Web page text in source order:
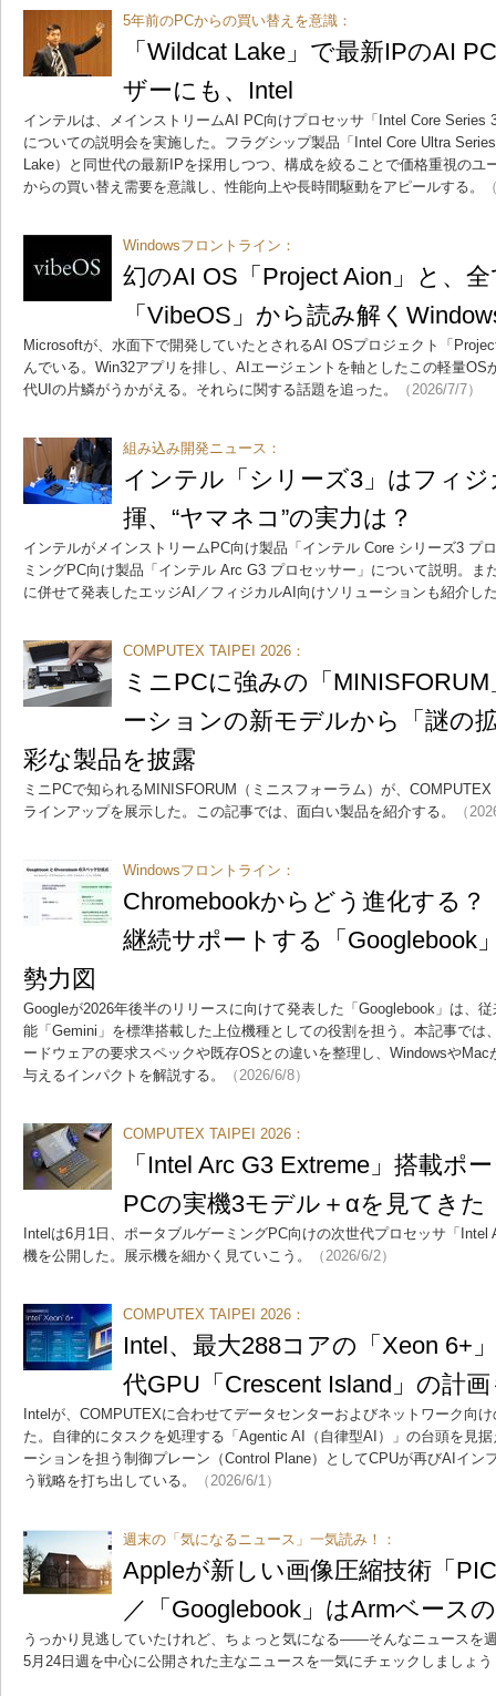
5年前のPCからの買い替えを意識：
「Wildcat Lake」で最新IPのAI
ザーにも、Intel
インテルは、メインストリームAI PC向けプロセッサ「Intel Core Series
についての説明会を実施した。フラグシップ製品「Intel Core Ultra
Lake）と同世代の最新IPを採用しつつ、構成を絞ることで価格重視のユ
からの買い替え需要を意識し、性能向上や長時間駆動をアピールする。
Windowsフロントライン：
幻のAI OS「Project Aion」と、
「VibeOS」から読み解く
Microsoftが、水面下で開発していたとされるAI OSプロジェクト「
んでいる。Win32アプリを排し、AIエージェントを軸としたこの軽量OS
代UIの片鱗がうかがえる。それらに関する話題を追った。
（2026/7/7）
組み込み開発ニュース：
インテル「シリーズ3」はフィ
揮、“ヤマネコ”の実力は？
インテルがメインストリームPC向け製品「インテル Core シリーズ3 プ
ミングPC向け製品「インテル Arc G3 プロセッサー」について説明。ま
に併せて発表したエッジAI／フィジカルAI向けソリューションも紹介し
COMPUTEX TAIPEI 2026：
ミニPCに強みの「
ーションの新モデルから「謎の
彩な製品を披露
ミニPCで知られるMINISFORUM（ミニスフォーラム）が、
ラインアップを展示した。この記事では、面白い製品を紹介する。
（
Windowsフロントライン：
Chromebookからどう進化する
継続サポートする「Googlebook
勢力図
Googleが2026年後半のリリースに向けて発表した「Googlebook」は、
能「Gemini」を標準搭載した上位機種としての役割を担う。本記事では
ードウェアの要求スペックや既存OSとの違いを整理し、Windowsや
与えるインパクトを解説する。
（2026/6/8）
COMPUTEX TAIPEI 2026：
「Intel Arc G3 Extreme」搭載ポ
PCの実機3モデル＋αを見てきた
Intelは6月1日、ポータブルゲーミングPC向けの次世代プロセッサ「
機を公開した。展示機を細かく見ていこう。
（2026/6/2）
COMPUTEX TAIPEI 2026：
Intel、最大288コアの「Xeon 6+
代GPU「Crescent Island」の計
Intelが、COMPUTEXに合わせてデータセンターおよびネットワーク向
た。自律的にタスクを処理する「Agentic AI（自律型AI）」の台頭を見
ーションを担う制御プレーン（Control Plane）としてCPUが再びAIイン
う戦略を打ち出している。
（2026/6/1）
週末の「気になるニュース」一気読み！：
Appleが新しい画像圧縮技術「
／「Googlebook」はArmベース
うっかり見逃していたけれど、ちょっと気になる――そんなニュースを
5月24日週を中心に公開された主なニュースを一気にチェックしましょう